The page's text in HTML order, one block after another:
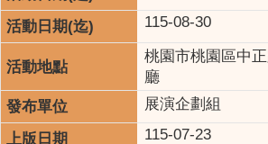
115-08-30
桃園市桃園區中
廳
展演企劃組
115-07-23